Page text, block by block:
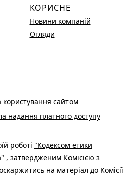
КОРИСНЕ
Новини компаній
Огляди
сайтом
надання платного доступу
роботі "Кодексом етики
, затвердженим Комісією з
на матеріал до Комісії